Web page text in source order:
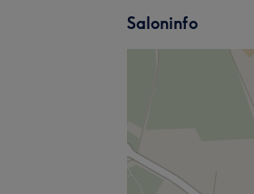
Saloninfo